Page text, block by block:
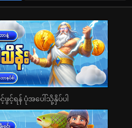
င့်ရန် ပုံအပေါ်သို့နှိပ်ပါ